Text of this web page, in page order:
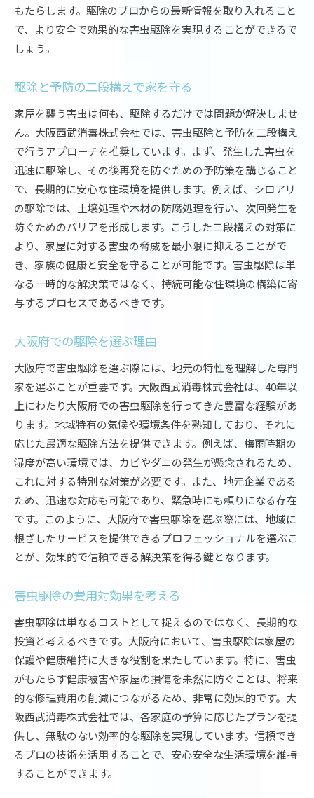
もたらします。駆除のプロからの最新情報を取り入れること
で、より安全で効果的な害虫駆除を実現することができるで
しょう。
駆除と予防の二段構えで家を守る
家屋を襲う害虫は何も、駆除するだけでは問題が解決しませ
ん。大阪西武消毒株式会社では、害虫駆除と予防を二段構え
で行うアプローチを推奨しています。まず、発生した害虫を
迅速に駆除し、その後再発を防ぐための予防策を講じること
で、長期的に安心な住環境を提供します。例えば、シロアリ
の駆除では、土壌処理や木材の防腐処理を行い、次回発生を
防ぐためのバリアを形成します。こうした二段構えの対策に
より、家屋に対する害虫の脅威を最小限に抑えることがで
き、家族の健康と安全を守ることが可能です。害虫駆除は単
なる一時的な解決策ではなく、持続可能な住環境の構築に寄
与するプロセスであるべきです。
大阪府での駆除を選ぶ理由
大阪府で害虫駆除を選ぶ際には、地元の特性を理解した専門
家を選ぶことが重要です。大阪西武消毒株式会社は、40年以
上にわたり大阪府での害虫駆除を行ってきた豊富な経験があ
ります。地域特有の気候や環境条件を熟知しており、それに
応じた最適な駆除方法を提供できます。例えば、梅雨時期の
湿度が高い環境では、カビやダニの発生が懸念されるため、
これに対する特別な対策が必要です。また、地元企業である
ため、迅速な対応も可能であり、緊急時にも頼りになる存在
です。このように、大阪府で害虫駆除を選ぶ際には、地域に
根ざしたサービスを提供できるプロフェッショナルを選ぶこ
とが、効果的で信頼できる解決策を得る鍵となります。
害虫駆除の費用対効果を考える
害虫駆除は単なるコストとして捉えるのではなく、長期的な
投資と考えるべきです。大阪府において、害虫駆除は家屋の
保護や健康維持に大きな役割を果たしています。特に、害虫
がもたらす健康被害や家屋の損傷を未然に防ぐことは、将来
的な修理費用の削減につながるため、非常に効果的です。大
阪西武消毒株式会社では、各家庭の予算に応じたプランを提
供し、無駄のない効率的な駆除を実現しています。信頼でき
るプロの技術を活用することで、安心安全な生活環境を維持
することができます。